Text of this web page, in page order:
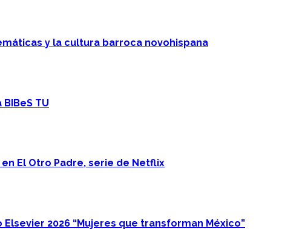
y la cultura barroca novohispana
TU
El Otro Padre, serie de Netflix
2026 “Mujeres que transforman México”